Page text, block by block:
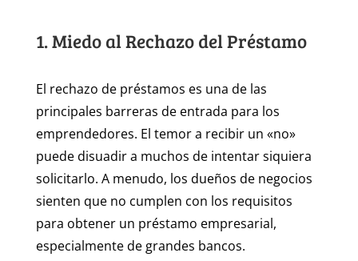
1. Miedo al Rechazo del Préstamo
El rechazo de préstamos es una de las
principales barreras de entrada para los
emprendedores. El temor a recibir un «no»
puede disuadir a muchos de intentar siquiera
solicitarlo. A menudo, los dueños de negocios
sienten que no cumplen con los requisitos
para obtener un préstamo empresarial,
especialmente de grandes bancos.